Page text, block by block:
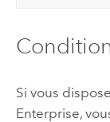
Si vous
Enterprise,